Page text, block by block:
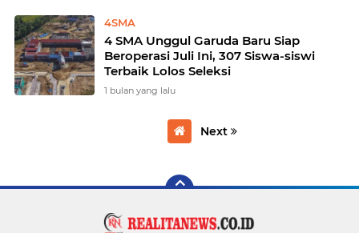
4SMA
4 SMA Unggul Garuda Baru Siap
Beroperasi Juli Ini, 307 Siswa-siswi
Terbaik Lolos Seleksi
1 bulan yang lalu
Next